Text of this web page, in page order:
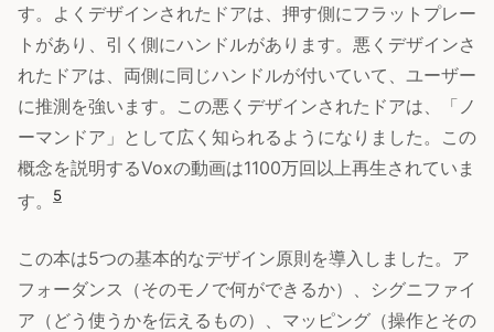
す。よくデザインされたドアは、押す側にフラットプレー
トがあり、引く側にハンドルがあります。悪くデザインさ
れたドアは、両側に同じハンドルが付いていて、ユーザー
に推測を強います。この悪くデザインされたドアは、「ノ
ーマンドア」として広く知られるようになりました。この
概念を説明するVoxの動画は1100万回以上再生されていま
す。
5
この本は5つの基本的なデザイン原則を導入しました。ア
フォーダンス（そのモノで何ができるか）、シグニファイ
ア（どう使うかを伝えるもの）、マッピング（操作とその